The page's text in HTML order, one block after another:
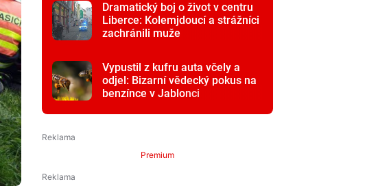
Dramatický boj o život v centru
Liberce: Kolemjdoucí a strážníci
zachránili muže
Vypustil z kufru auta včely a
odjel: Bizarní vědecký pokus na
benzínce v Jablonci
Premium